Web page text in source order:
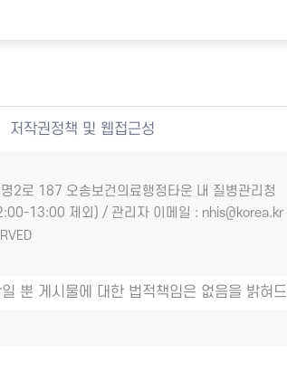
저작권정책 및 웹접근성
2로 187 오송보건의료행정타운 내 질병관리청
13:00 제외) / 관리자 이메일 : nhis@korea.kr
뿐 게시물에 대한 법적책임은 없음을 밝혀